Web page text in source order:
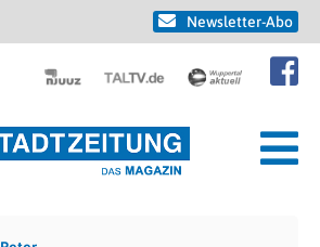
Newsletter-Abo